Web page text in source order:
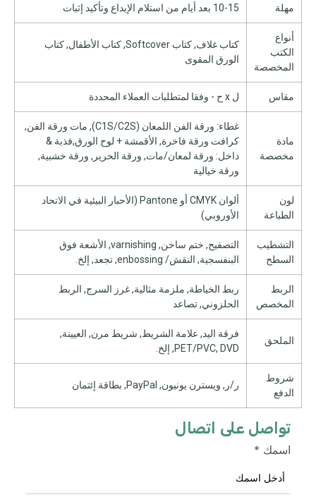
مهلة 10-15 بعد أيام من استلام الإيداع وتأكيد إثبات
أنواع
الكتب
المخصصة
كتاب غلاف, كتاب Softcover, كتاب الأطفال, كتاب
الورق المقوى
مقاس
مادة
مخصصة
غطاء: ورقة الفن اللمعان (C1S/C2S), مات ورقة الفن,
كرافت ورقة فاخرة, الأقمشة + لوح الورق,فذبة &
داخل: ورقة لمعان/مات, ورقة الحرير, ورقة خشبية,
ورقة خيالية
لون
الطباعة
ألوان CMYK أو Pantone (الأحبار البيئية في الاتحاد
الأوروبي)
التشطيب
السطح
التصفيح, ختم ساخن, varnishing, الأشعة فوق
البنفسجية, النقش/ enbossing, تجعد, إلخ.
الربط
المخصص
ربط الخياطة, ملزمة مثالية, غرز السرج, الربط
الحلزوني, تصاعد
الملحق
فرقة اليد, علامة الشريط, شريط مرن, العيينة,
PET/PVC, DVD, إلخ.
شروط
الدفع
ر/ر, ويسترن يونيون, PayPal, بطاقة إئتمان
تواصل على اتصال
اسمك *